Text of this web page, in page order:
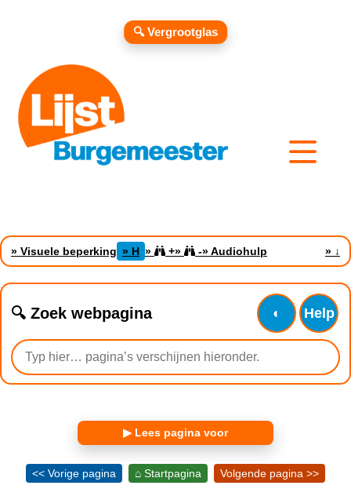
» Visuele beperking » H » +» -» Audiohulp » ↓
🔍 Zoek webpagina ◐ Help
▶ Lees pagina voor
🔍 Vergrootglas
<< Vorige pagina ⌂ Startpagina Volgende pagina >>